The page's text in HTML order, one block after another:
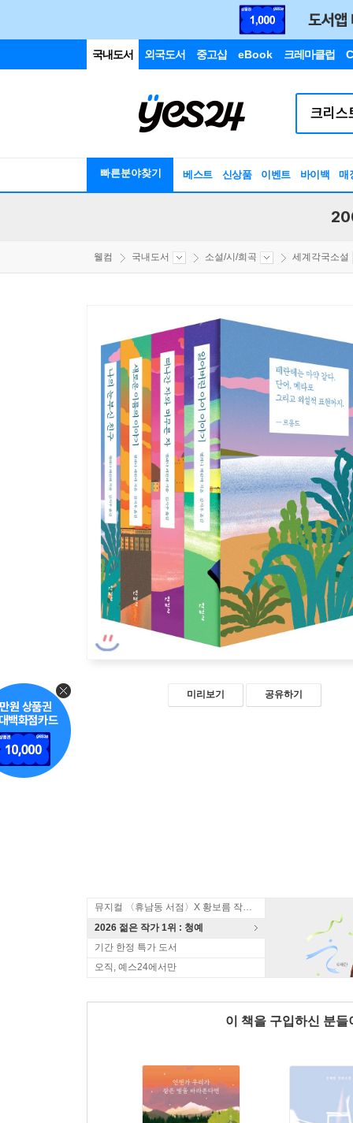
국내도서 외국도서 중고샵 eBook 크레마클럽
빠른분야찾기 베스트 신상품 이벤트 바이백 매
웰컴 국내도서 소설/시/희곡 세계각국소설
미리보기 공유하기
뮤지컬 〈휴남동 서점〉X 황보름 작가 북토크
2026 젊은 작가 1위 : 청예
기간 한정 특가 도서
오직, 예스24에서만
이 책을 구입하신 분